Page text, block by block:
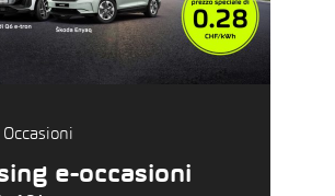
Occasioni
e-occasioni